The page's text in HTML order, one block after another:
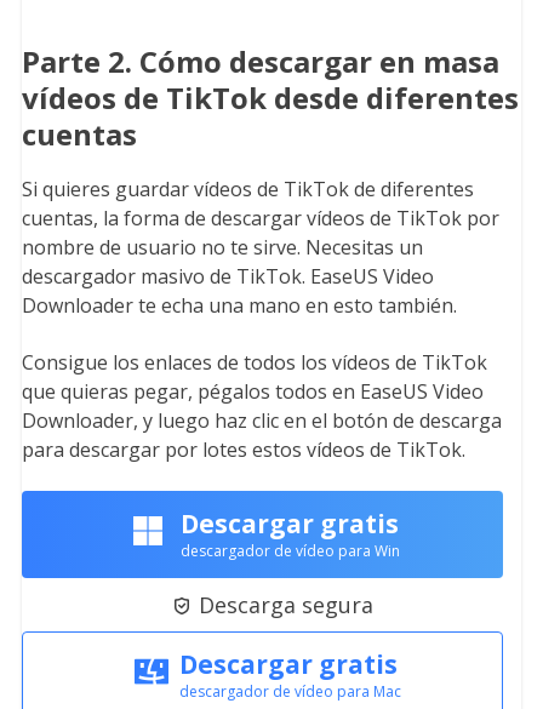
Parte 2. Cómo descargar en masa
vídeos de TikTok desde diferentes
cuentas
Si quieres guardar vídeos de TikTok de diferentes
cuentas, la forma de descargar vídeos de TikTok por
nombre de usuario no te sirve. Necesitas un
descargador masivo de TikTok. EaseUS Video
Downloader te echa una mano en esto también.
Consigue los enlaces de todos los vídeos de TikTok
que quieras pegar, pégalos todos en EaseUS Video
Downloader, y luego haz clic en el botón de descarga
para descargar por lotes estos vídeos de TikTok.
Descargar gratis
descargador de vídeo para Win
 Descarga segura
Descargar gratis
descargador de vídeo para Mac